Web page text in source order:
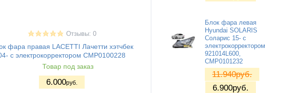
Отзывы: 0
фара правая LACETTI Лачетти хэтчбек
с электрокорректором CMP0100228
Товар под заказ
6.000руб.
Блок фара левая
Hyundai SOLARIS
Соларис 15- с
электрокорректором
921014L600,
CMP0101232
11.940руб.
6.900руб.